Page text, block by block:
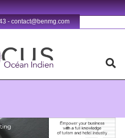
- contact@benmg.com